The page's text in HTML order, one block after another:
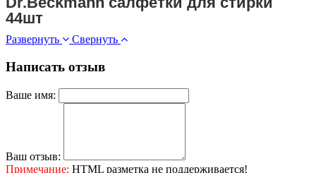
44шт
Развернуть Свернуть
Написать отзыв
Ваше имя:
Ваш отзыв:
Примечание: HTML разметка не поддерживается!